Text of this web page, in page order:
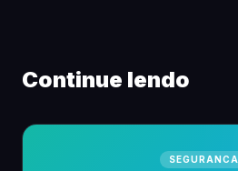
Continue lendo
SEGURANCA